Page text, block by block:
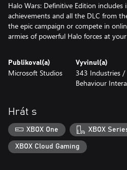
Halo Wars: Definitive Edition includes
achievements and all the DLC from
the epic campaign or compete in
armies of powerful Halo forces at
Publikoval(a)
Microsoft Studios
Vyvinul(a)
343 Industries /
Behaviour
Hrát s
XBOX One XBOX
XBOX Cloud Gaming